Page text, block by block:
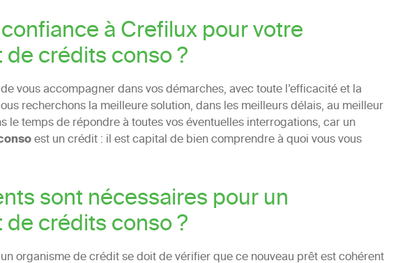
à Crefilux pour votre
crédits conso ?
vous accompagner dans vos démarches, avec toute l’efficacité et la
recherchons la meilleure solution, dans les meilleurs délais, au meilleur
le temps de répondre à toutes vos éventuelles interrogations, car un
est un crédit : il est capital de bien comprendre à quoi vous vous
sont nécessaires pour un
crédits conso ?
organisme de crédit se doit de vérifier que ce nouveau prêt est cohérent